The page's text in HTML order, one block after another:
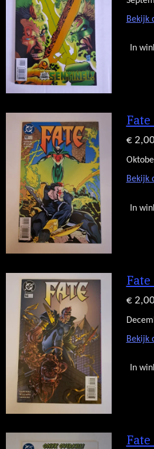
Bekijk
In
Fate
€
Bekijk
In
Fate
€
Bekijk
In
Fate